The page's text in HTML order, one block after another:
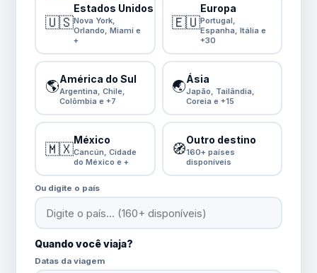
🇺🇸
Estados Unidos
Nova York,
Orlando, Miami e
+
🇪🇺
Europa
Portugal,
Espanha, Itália e
+30
🌎América do Sul
Argentina, Chile,
Colômbia e +7
🌏Ásia
Japão, Tailândia,
Coreia e +15
🇲🇽
México
Cancún, Cidade
do México e +
🧭
Outro destino
160+ países
disponíveis
Ou digite o país
Quando você viaja?
Datas da viagem